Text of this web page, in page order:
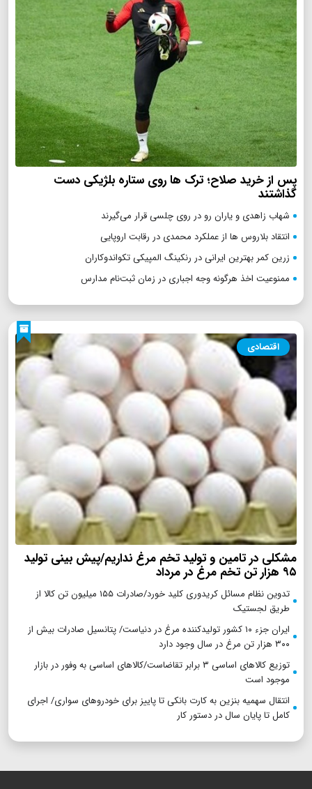
پس از خرید صلاح؛ ترک ها روی ستاره بلژیکی دست
گذاشتند
شهاب زاهدی و یاران رو در روی چلسی قرار می‌گیرند
انتقاد بلاروس ها از عملکرد محمدی در رقابت اروپایی
زرین کمر بهترین ایرانی در رنکینگ المپیکی تکواندوکاران
ممنوعیت اخذ هرگونه وجه اجباری در زمان ثبت‌نام مدارس
اقتصادی
مشکلی در تامین و تولید تخم مرغ نداریم/پیش بینی تولید
۹۵ هزار تن تخم مرغ در مرداد
تدوین نظام مسائل کریدوری کلید خورد/صادرات ۱۵۵ میلیون تن کالا از
طریق لجستیک
ایران جزء ۱۰ کشور تولیدکننده مرغ در دنیاست/ پتانسیل صادرات بیش از
۳۰۰ هزار تن مرغ در سال وجود دارد
توزیع کالاهای اساسی ۳ برابر تقاضاست/کالاهای اساسی به وفور در بازار
موجود است
انتقال سهمیه بنزین به کارت بانکی تا پاییز برای خودروهای سواری/ اجرای
کامل تا پایان سال در دستور کار